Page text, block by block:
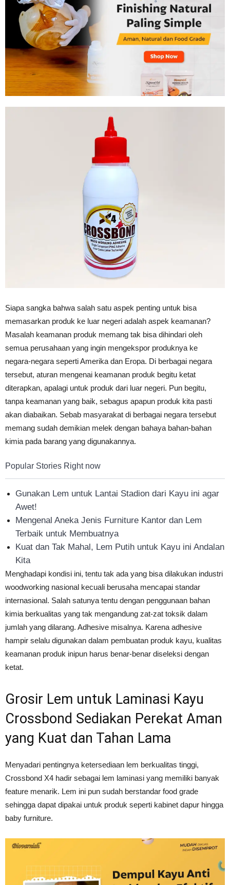
Lama
Siapa sangka bahwa salah satu aspek penting untuk bisa
memasarkan produk ke luar negeri adalah aspek keamanan?
Masalah keamanan produk memang tak bisa dihindari oleh
semua perusahaan yang ingin mengekspor produknya ke
negara-negara seperti Amerika dan Eropa. Di berbagai negara
tersebut, aturan mengenai keamanan produk begitu ketat
diterapkan, apalagi untuk produk dari luar negeri. Pun begitu,
tanpa keamanan yang baik, sebagus apapun produk kita pasti
akan diabaikan. Sebab masyarakat di berbagai negara tersebut
memang sudah demikian melek dengan bahaya bahan-bahan
kimia pada barang yang digunakannya.
Popular Stories Right now
Gunakan Lem untuk Lantai Stadion dari Kayu ini agar
Awet!
Mengenal Aneka Jenis Furniture Kantor dan Lem
Terbaik untuk Membuatnya
Kuat dan Tak Mahal, Lem Putih untuk Kayu ini Andalan
Kita
Menghadapi kondisi ini, tentu tak ada yang bisa dilakukan industri
woodworking nasional kecuali berusaha mencapai standar
internasional. Salah satunya tentu dengan penggunaan bahan
kimia berkualitas yang tak mengandung zat-zat toksik dalam
jumlah yang dilarang. Adhesive misalnya. Karena adhesive
hampir selalu digunakan dalam pembuatan produk kayu, kualitas
keamanan produk inipun harus benar-benar diseleksi dengan
ketat.
Grosir Lem untuk Laminasi Kayu
Crossbond Sediakan Perekat Aman
yang Kuat dan Tahan Lama
Menyadari pentingnya ketersediaan lem berkualitas tinggi,
Crossbond X4 hadir sebagai lem laminasi yang memiliki banyak
feature menarik. Lem ini pun sudah berstandar food grade
sehingga dapat dipakai untuk produk seperti kabinet dapur hingga
baby furniture.